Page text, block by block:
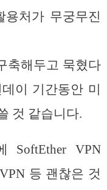
처가 무궁무진
축해두고 묵혔다
이 기간동안 미
것 같습니다.
SoftEther VPN
등 괜찮은 것